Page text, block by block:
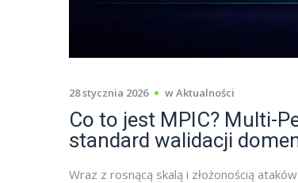
28 stycznia 2026 wAktualności
Co to jest MPIC? Multi-
standard walidacji
Wraz z rosnącą skalą i złożonością